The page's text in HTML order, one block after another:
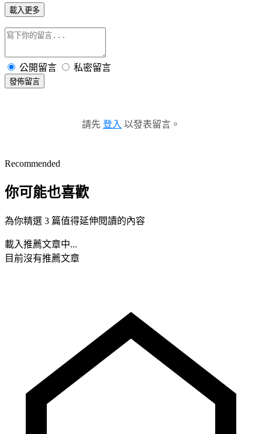
載入更多
公開留言 私密留言
發佈留言
請先 登入 以發表留言。
Recommended
你可能也喜歡
為你精選 3 篇值得延伸閱讀的內容
載入推薦文章中...
目前沒有推薦文章